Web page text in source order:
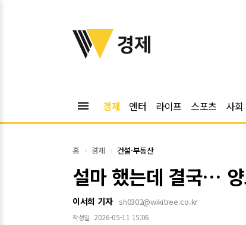
위키트리
경제
menu 경제 엔터 라이프 스포츠 사회
홈 경제 건설·부동산
설마 했는데 결국…
이서희 기자 sh0302@wikitree.co.kr
작성일 2026-05-11 15:06